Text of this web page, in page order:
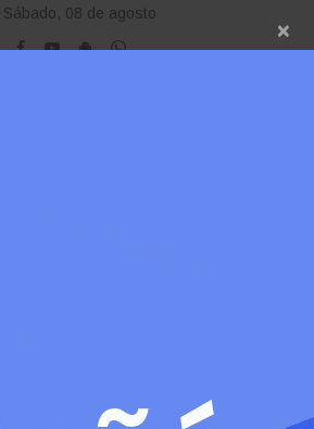
08 de agosto
×